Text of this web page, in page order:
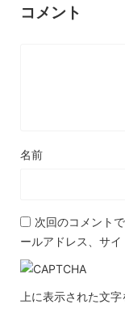
コメント
名前
次回のコメント
ールアドレス、サイ
上に表示された文